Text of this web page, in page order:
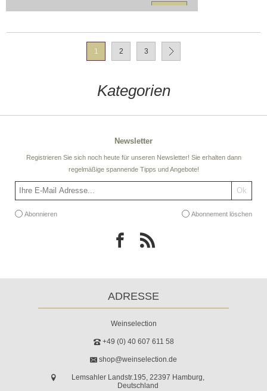
1 2 3
Kategorien
Newsletter
Registrieren Sie sich noch heute für unseren Newsletter! Sie erhalten dann
regelmäßige spannende Tipps und Angebote!
Abonnieren Abonnement löschen
ADRESSE
Weinselection
+49 (0) 40 607 611 58
shop@weinselection.de
Lemsahler Landstr.195, 22397 Hamburg,
Deutschland